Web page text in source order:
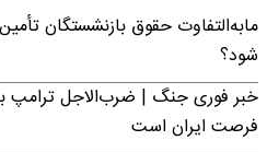
مابه‌التفاوت حقوق بازنشستگان
شود؟
خبر فوری جنگ | ضرب‌الاجل ترامپ
فرصت ایران است